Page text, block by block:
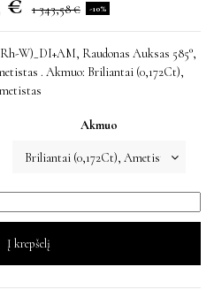
1 343,58 € -10%
W)_DI+AM, Raudonas Auksas 585°,
. Akmuo: Briliantai (0,172Ct),
Akmuo
Į krepšelį